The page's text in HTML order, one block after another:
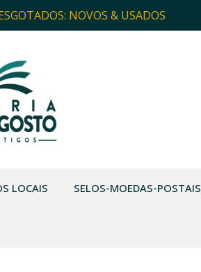
NOVOS & USADOS
LOCAIS SELOS-MOEDAS-POSTAIS